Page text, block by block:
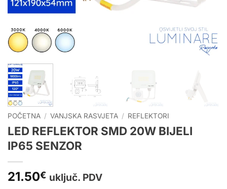
POČETNA / VANJSKA RASVJETA / REFLEKTORI
LED REFLEKTOR SMD 20W BIJELI
IP65 SENZOR
21.50€ uključ. PDV